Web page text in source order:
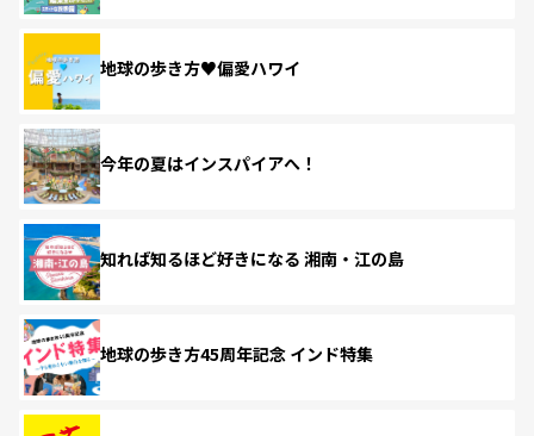
地球の歩き方♥偏愛ハワイ
今年の夏はインスパイアへ！
知れば知るほど好きになる 湘南・江の島
地球の歩き方45周年記念 インド特集